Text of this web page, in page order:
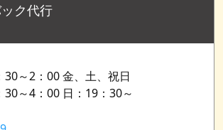
ク代行
30～2：00 金、土、祝日
30～4：00 日：19：30～